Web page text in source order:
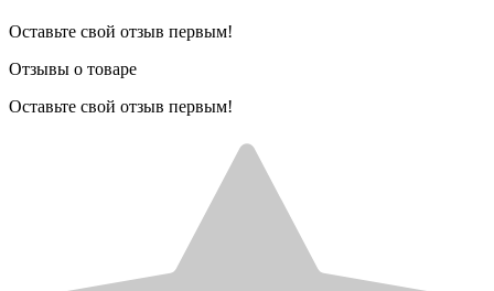
Оставьте свой отзыв первым!
Отзывы о товаре
Оставьте свой отзыв первым!